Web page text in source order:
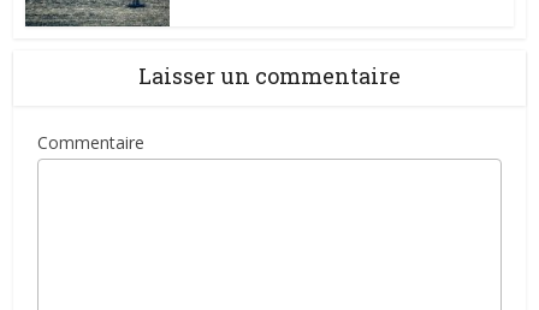
Laisser un commentaire
Commentaire